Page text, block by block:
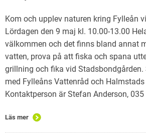
Kom och upplev naturen kring Fylleån
Lördagen den 9 maj kl. 10.00-13.00
välkommen och det finns bland annat
vatten, prova på att fiska och spana
grillning och fika vid Stadsbondgården.
med Fylleåns Vattenråd och
Kontaktperson är Stefan Anderson, 035
Läs mer